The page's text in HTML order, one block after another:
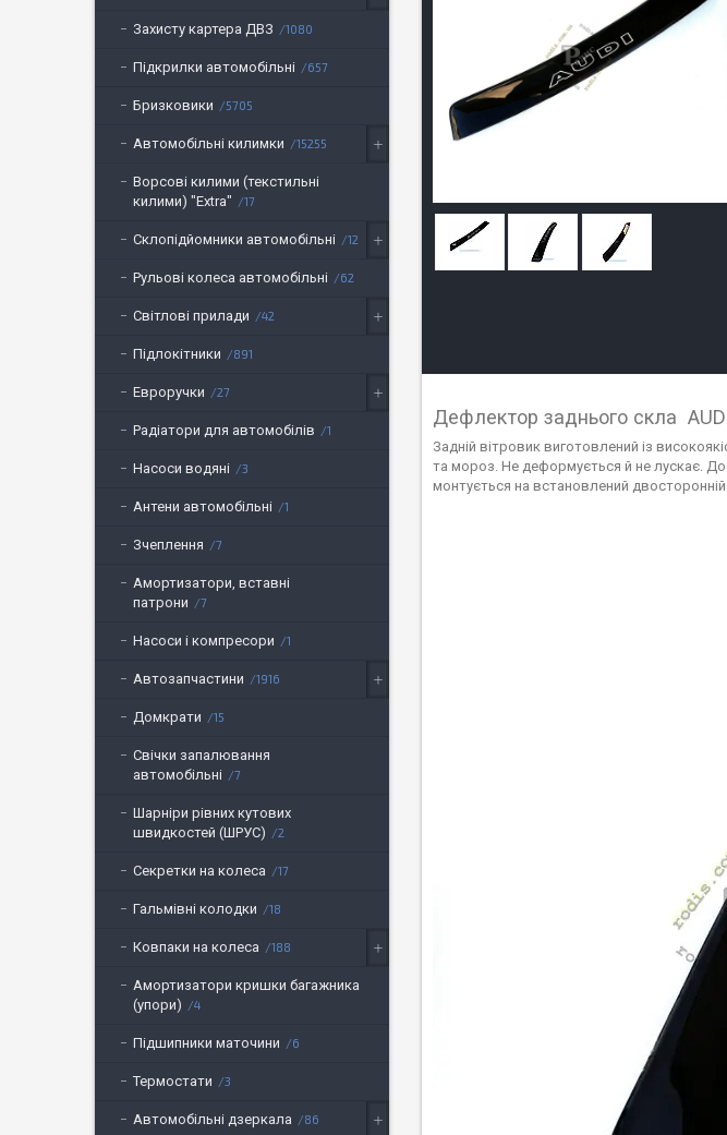
Дефлектор заднього скла
Задній вітровик виготовлений із
та мороз. Не деформується й не лускає.
монтується на встановлений двосторонній
Захисту картера ДВЗ 1080
Підкрилки автомобільні 657
Бризковики 5705
Автомобільні килимки 15255
Ворсові килими (текстильні
килими) "Extra"
17
Склопідйомники автомобільні 12
Рульові колеса автомобільні 62
Світлові прилади 42
Підлокітники 891
Евроручки 27
Радіатори для автомобілів 1
Насоси водяні 3
Антени автомобільні 1
Зчеплення 7
Амортизатори, вставні
патрони
7
Насоси і компресори 1
Автозапчастини 1916
Домкрати 15
Свічки запалювання
автомобільні
7
Шарніри рівних кутових
швидкостей (ШРУС)
2
Секретки на колеса 17
Гальмівні колодки 18
Ковпаки на колеса 188
Амортизатори кришки багажника
(упори)
4
Підшипники маточини 6
Термостати 3
Автомобільні дзеркала 86